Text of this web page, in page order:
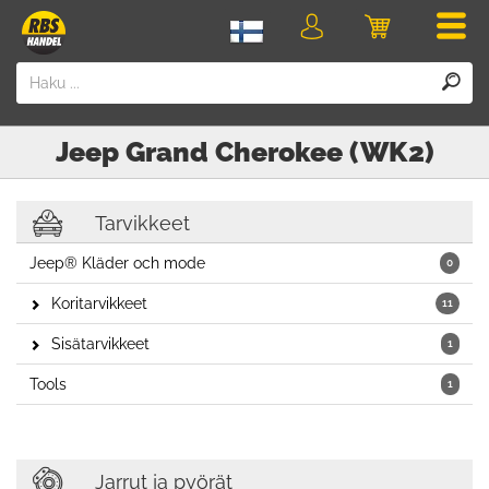
Ostoskori
Kirjaudu
Jeep Grand Cherokee (WK2)
Tarvikkeet
0
Jeep® Kläder och mode
11
Koritarvikkeet
1
Sisätarvikkeet
1
Tools
Jarrut ja pyörät